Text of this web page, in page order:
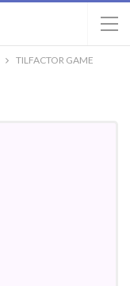
TILFACTOR GAME